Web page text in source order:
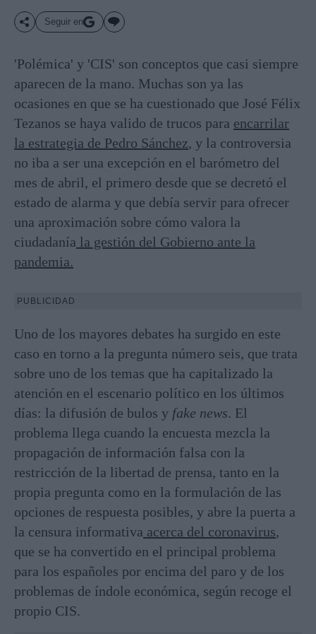
Seguir en
'Polémica' y 'CIS' son conceptos que casi siempre
aparecen de la mano. Muchas son ya las
ocasiones en que se ha cuestionado que José Félix
Tezanos se haya valido de trucos para encarrilar
la estrategia de Pedro Sánchez, y la controversia
no iba a ser una excepción en el barómetro del
mes de abril, el primero desde que se decretó el
estado de alarma y que debía servir para ofrecer
una aproximación sobre cómo valora la
ciudadanía la gestión del Gobierno ante la
pandemia.
PUBLICIDAD
Uno de los mayores debates ha surgido en este
caso en torno a la pregunta número seis, que trata
sobre uno de los temas que ha capitalizado la
atención en el escenario político en los últimos
días: la difusión de bulos y fake news. El
problema llega cuando la encuesta mezcla la
propagación de información falsa con la
restricción de la libertad de prensa, tanto en la
propia pregunta como en la formulación de las
opciones de respuesta posibles, y abre la puerta a
la censura informativa acerca del coronavirus,
que se ha convertido en el principal problema
para los españoles por encima del paro y de los
problemas de índole económica, según recoge el
propio CIS.